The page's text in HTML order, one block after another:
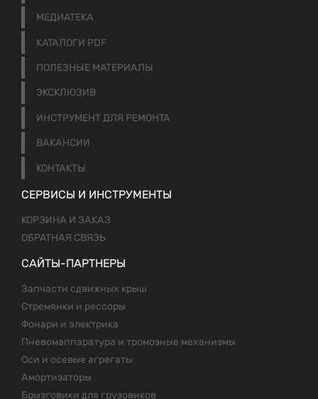
МЕДИАТЕКА
КАТАЛОГИ PDF
ПОЛЕЗНЫЕ МАТЕРИАЛЫ
ЭКСКЛЮЗИВ
ИНСТРУМЕНТ ДЛЯ РЕМОНТА
ВАКАНСИИ
КОНТАКТЫ
СЕРВИСЫ И ИНСТРУМЕНТЫ
КОРЗИНА И ЗАКАЗ
ОБРАТНАЯ СВЯЗЬ
САЙТЫ-ПАРТНЕРЫ
Запчасти сдвижных крыш
Стремянки и рессоры
Фонари и электрика
Пневомаппаратура и тромозные механизмы
Оси и осевые агрегаты
Амортизаторы
Брызговики для грузовиков